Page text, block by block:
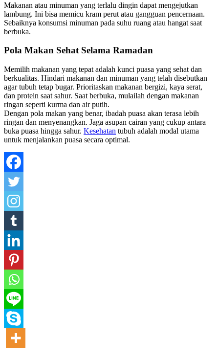
Makanan atau minuman yang terlalu dingin dapat mengejutkan
lambung. Ini bisa memicu kram perut atau gangguan pencernaan.
Sebaiknya konsumsi minuman pada suhu ruang atau hangat saat
berbuka.
Pola Makan Sehat Selama Ramadan
Memilih makanan yang tepat adalah kunci puasa yang sehat dan
berkualitas. Hindari makanan dan minuman yang telah disebutkan
agar tubuh tetap bugar. Prioritaskan makanan bergizi, kaya serat,
dan protein saat sahur. Saat berbuka, mulailah dengan makanan
ringan seperti kurma dan air putih.
Dengan pola makan yang benar, ibadah puasa akan terasa lebih
ringan dan menyenangkan. Jaga asupan cairan yang cukup antara
buka puasa hingga sahur. Kesehatan tubuh adalah modal utama
untuk menjalankan puasa secara optimal.